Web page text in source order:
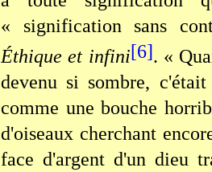
« signification sans
Éthique et infini[6]. «
devenu si sombre,
comme une bouche
d'oiseaux cherchant
face d'argent d'un dieu